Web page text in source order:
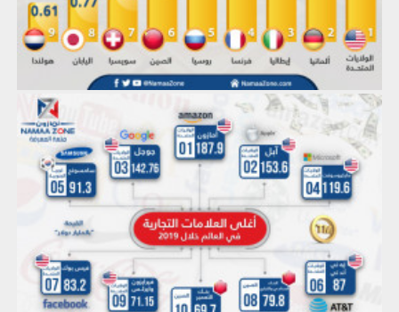
إنفوجراف: أغلى العلامات التجارية في العالم خلال 2019